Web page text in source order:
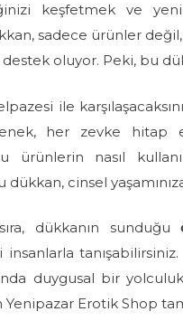
keşfetmek ve
sadece ürünler değil,
oluyor. Peki, bu
ile
her zevke hitap
ürünlerin nasıl
dükkan, cinsel
dükkanın sunduğu
insanlarla
duygusal bir
Yenipazar Erotik Shop